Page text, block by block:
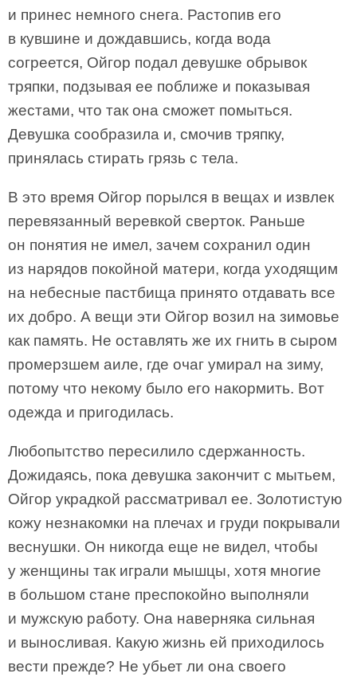
и принес немного снега. Растопив его
в кувшине и дождавшись, когда вода
согреется, Ойгор подал девушке обрывок
тряпки, подзывая ее поближе и показывая
жестами, что так она сможет помыться.
Девушка сообразила и, смочив тряпку,
принялась стирать грязь с тела.
В это время Ойгор порылся в вещах и извлек
перевязанный веревкой сверток. Раньше
он понятия не имел, зачем сохранил один
из нарядов покойной матери, когда уходящим
на небесные пастбища принято отдавать все
их добро. А вещи эти Ойгор возил на зимовье
как память. Не оставлять же их гнить в сыром
промерзшем аиле, где очаг умирал на зиму,
потому что некому было его накормить. Вот
одежда и пригодилась.
Любопытство пересилило сдержанность.
Дожидаясь, пока девушка закончит с мытьем,
Ойгор украдкой рассматривал ее. Золотистую
кожу незнакомки на плечах и груди покрывали
веснушки. Он никогда еще не видел, чтобы
у женщины так играли мышцы, хотя многие
в большом стане преспокойно выполняли
и мужскую работу. Она наверняка сильная
и выносливая. Какую жизнь ей приходилось
вести прежде? Не убьет ли она своего